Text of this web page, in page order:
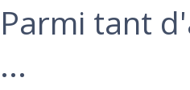
‎Parmi tant
...‎